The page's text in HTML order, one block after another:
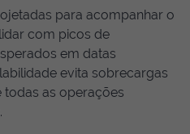
para acompanhar o
com picos de
em datas
evita sobrecargas
todas as operações